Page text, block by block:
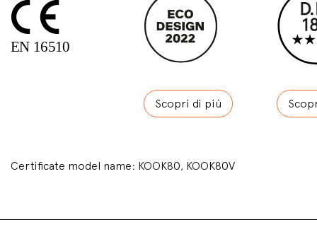
Scopri di più
Certificate model name: KOOK80, KOOK80V